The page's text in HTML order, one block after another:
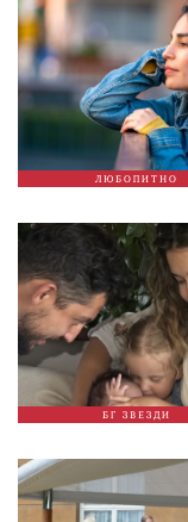
ЛЮБОПИТНО
БГ ЗВЕЗДИ